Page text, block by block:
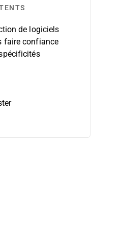
de logiciels
faire confiance